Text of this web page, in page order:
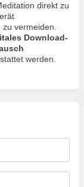
direkt zu
zu vermeiden.
Download-
werden.